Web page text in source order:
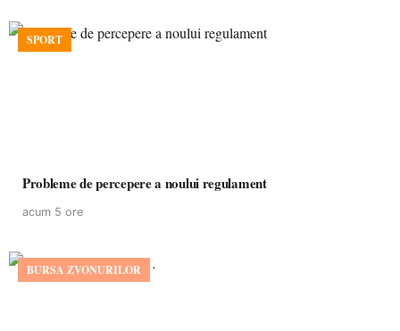
SPORT
Probleme de percepere a noului regulament
acum 5 ore
BURSA ZVONURILOR